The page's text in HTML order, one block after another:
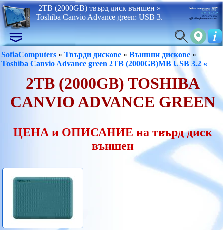
2TB (2000GB) твърд диск външен »
Toshiba Canvio Advance green: USB 3.
SofiaComputers » Твърди дискове » Външни дискове »
Toshiba Canvio Advance green 2TB (2000GB)MB USB 3.2 «
2TB (2000GB) TOSHIBA
CANVIO ADVANCE GREEN
ЦЕНА и ОПИСАНИЕ на твърд диск
външен